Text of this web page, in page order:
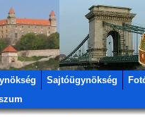
Sajtóügynökség